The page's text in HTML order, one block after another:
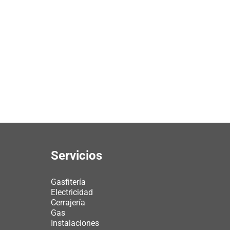
Servicios
Gasfitería
Electricidad
Cerrajería
Gas
Instalaciones